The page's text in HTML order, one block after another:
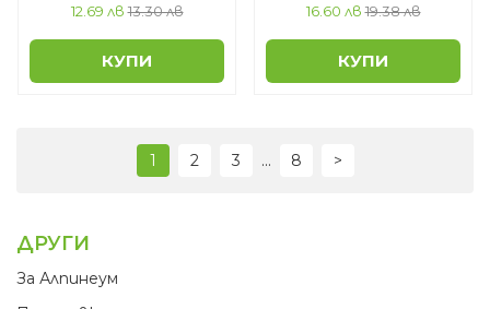
ДРУГИ
За Алпинеум
12.69 лв 13.30 лв
КУПИ
16.60 лв 19.38 лв
КУПИ
1 2 3 ... 8 >